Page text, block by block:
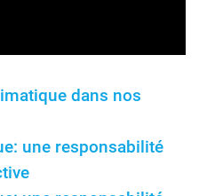
dans nos
une responsabilité